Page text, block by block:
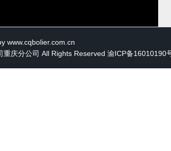
www.cqbolier.com.cn
重庆分公司 All Rights Reserved 渝ICP备16010190